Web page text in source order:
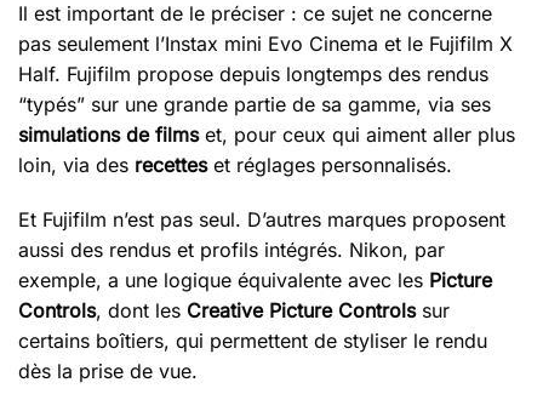
Il est important de le préciser : ce sujet ne concerne
pas seulement l’Instax mini Evo Cinema et le Fujifilm X
Half. Fujifilm propose depuis longtemps des rendus
“typés” sur une grande partie de sa gamme, via ses
simulations de filmset, pour ceux qui aiment aller plus
loin, via des recetteset réglages personnalisés.
Et Fujifilm n’est pas seul. D’autres marques proposent
aussi des rendus et profils intégrés. Nikon, par
exemple, a une logique équivalente avec les Picture
Controls, dont les Creative Picture Controlssur
certains boîtiers, qui permettent de styliser le rendu
dès la prise de vue.